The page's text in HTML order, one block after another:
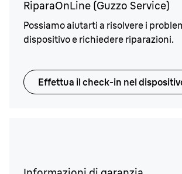
RiparaOnLine (Guzzo Service)
Possiamo aiutarti a risolvere i
dispositivo e richiedere riparazioni.
Effettua il check-in nel